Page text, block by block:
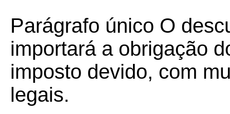
Parágrafo único O
importará a obrigação
imposto devido, com
legais.